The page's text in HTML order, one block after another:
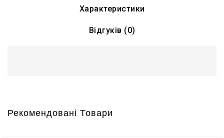
Характеристики
Відгуків (0)
Рекомендовані Товари